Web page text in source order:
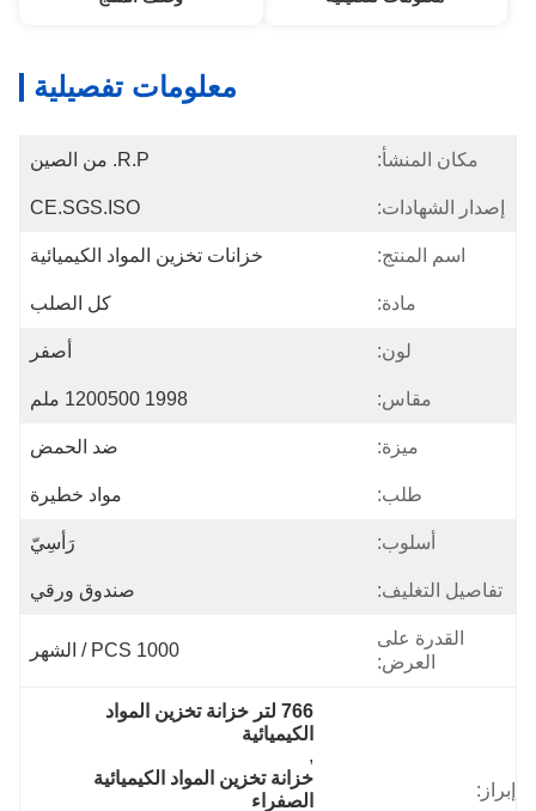
معلومات تفصيلية
مكان المنشأ: R.P. من الصين
إصدار الشهادات: CE.SGS.ISO
اسم المنتج: خزانات تخزين المواد الكيميائية
مادة: كل الصلب
لون: أصفر
مقاس: 1998 1200500 ملم
ميزة: ضد الحمض
طلب: مواد خطيرة
أسلوب: رَأسِيّ
تفاصيل التغليف: صندوق ورقي
القدرة على
العرض:
1000 PCS / الشهر
إبراز:
766 لتر خزانة تخزين المواد
الكيميائية
,
خزانة تخزين المواد الكيميائية
الصفراء